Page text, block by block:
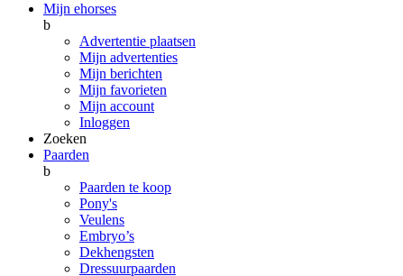
Mijn ehorses
b
Advertentie plaatsen
Mijn advertenties
Mijn berichten
Mijn favorieten
Mijn account
Inloggen
Zoeken
Paarden
b
Paarden te koop
Pony's
Veulens
Embryo’s
Dekhengsten
Dressuurpaarden